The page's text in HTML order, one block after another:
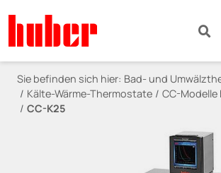
Sie befinden sich hier: Bad- und
Kälte-Wärme-Thermostate
CC-Modelle
CC-K25